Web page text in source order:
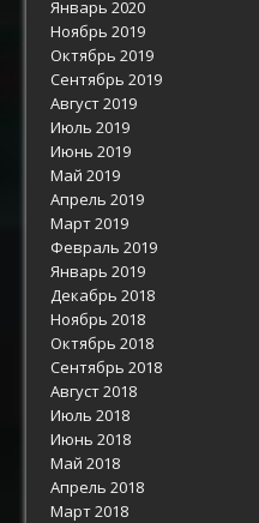
Январь 2020
Ноябрь 2019
Октябрь 2019
Сентябрь 2019
Август 2019
Июль 2019
Июнь 2019
Май 2019
Апрель 2019
Март 2019
Февраль 2019
Январь 2019
Декабрь 2018
Ноябрь 2018
Октябрь 2018
Сентябрь 2018
Август 2018
Июль 2018
Июнь 2018
Май 2018
Апрель 2018
Март 2018